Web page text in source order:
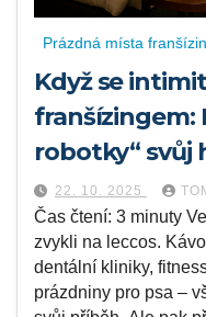
Prázdná místa
Když se
franšízingem:
robotky“ svůj
22. 10. 2025
Čas čtení: 3 minuty
zvykli na leccos.
dentální kliniky,
prázdniny pro psa –